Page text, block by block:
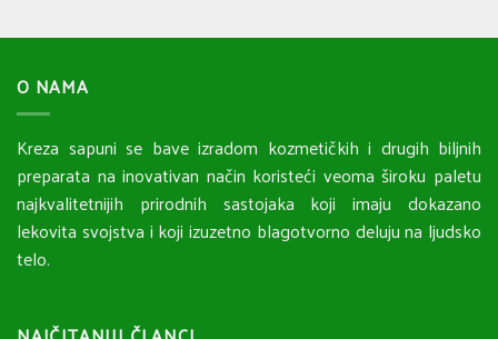
O NAMA
Kreza sapuni se bave izradom kozmetičkih i drugih biljnih
preparata na inovativan način koristeći veoma široku paletu
najkvalitetnijih prirodnih sastojaka koji imaju dokazano
lekovita svojstva i koji izuzetno blagotvorno deluju na ljudsko
telo.